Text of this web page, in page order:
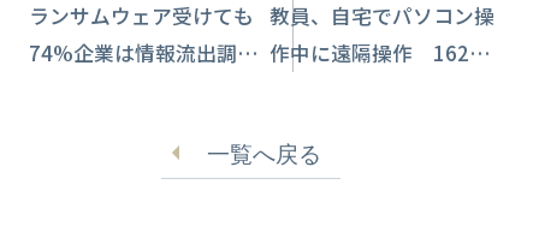
ランサムウェア受けても
74%企業は情報流出調査
教員、自宅でパソコン操
作中に遠隔操作 162名以
一覧へ戻る